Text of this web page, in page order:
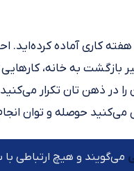
هفته کاری آماده
بازگشت به خانه،
در ذهن تان تکرار
حوصله و توان انجام
می‌گویند و هیچ ارتباطی